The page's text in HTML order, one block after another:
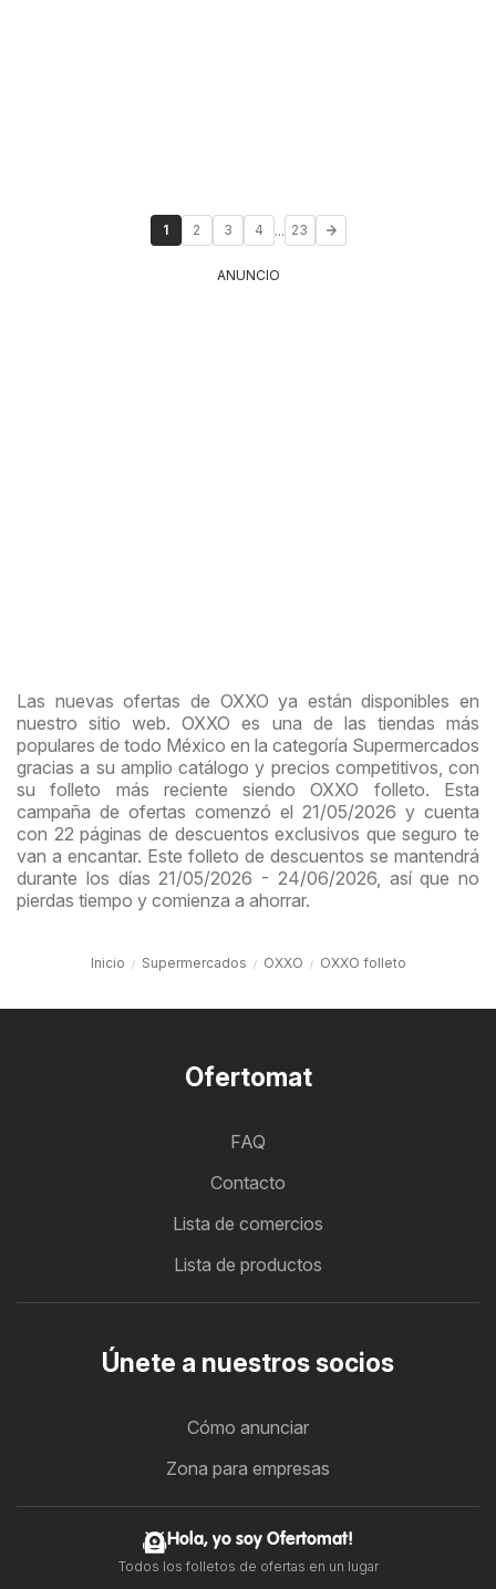
1 2 3 4 ... 23
ANUNCIO
Las nuevas ofertas de OXXO ya están disponibles en
nuestro sitio web. OXXO es una de las tiendas más
populares de todo México en la categoría Supermercados
gracias a su amplio catálogo y precios competitivos, con
su folleto más reciente siendo OXXO folleto. Esta
campaña de ofertas comenzó el 21/05/2026 y cuenta
con 22 páginas de descuentos exclusivos que seguro te
van a encantar. Este folleto de descuentos se mantendrá
durante los días 21/05/2026 - 24/06/2026, así que no
pierdas tiempo y comienza a ahorrar.
Inicio Supermercados OXXO OXXO folleto
Ofertomat
FAQ
Contacto
Lista de comercios
Lista de productos
Únete a nuestros socios
Cómo anunciar
Zona para empresas
Hola, yo soy Ofertomat!
Todos los folletos de ofertas en un lugar